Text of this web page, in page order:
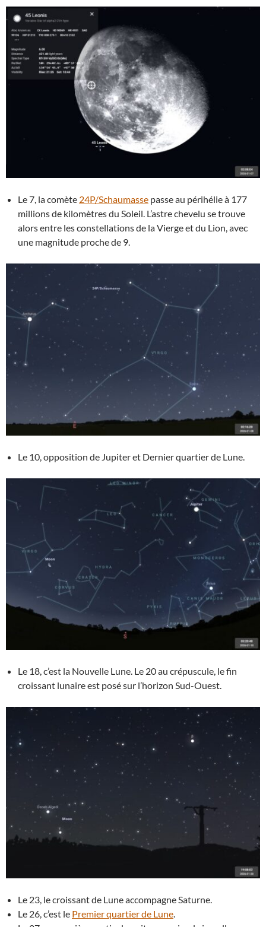
Le 7, la comète 24P/Schaumasse passe au périhélie à 177
millions de kilomètres du Soleil. L’astre chevelu se trouve
alors entre les constellations de la Vierge et du Lion, avec
une magnitude proche de 9.
Le 10, opposition de Jupiter et Dernier quartier de Lune.
Le 18, c’est la Nouvelle Lune. Le 20 au crépuscule, le fin
croissant lunaire est posé sur l’horizon Sud-Ouest.
Le 23, le croissant de Lune accompagne Saturne.
Le 26, c’est le Premier quartier de Lune.